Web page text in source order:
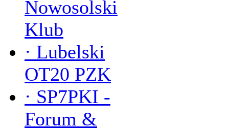
Nowosolski
Klub
· Lubelski
OT20 PZK
· SP7PKI -
Forum &